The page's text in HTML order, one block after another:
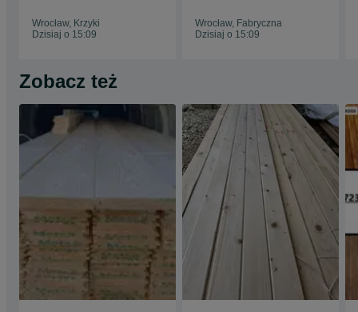
Wrocław Wysyłka
Cała Polska
Wrocław, Krzyki
Dzisiaj o 15:09
Wrocław Wysyłka
Cała Polska
Wrocław, Fabryczna
Dzisiaj o 15:09
Zobacz też